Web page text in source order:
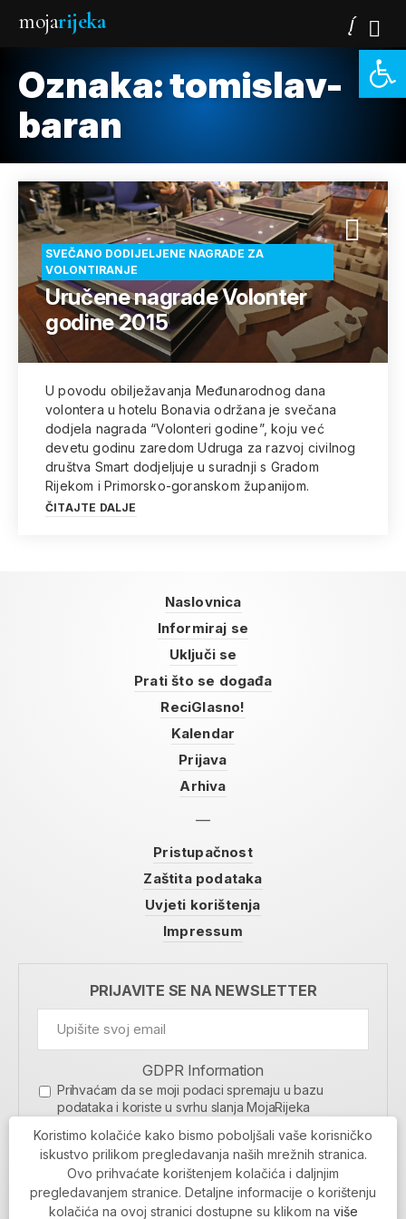
mojarijeka
Oznaka:tomislav-
baran
SVEČANO DODIJELJENE NAGRADE ZA
VOLONTIRANJE
Uručene nagrade Volonter
godine 2015
U povodu obilježavanja Međunarodnog dana
volontera u hotelu Bonavia održana je svečana
dodjela nagrada “Volonteri godine”, koju već
devetu godinu zaredom Udruga za razvoj civilnog
društva Smart dodjeljuje u suradnji s Gradom
Rijekom i Primorsko-goranskom županijom.
ČITAJTE DALJE
Naslovnica
Informiraj se
Uključi se
Prati što se događa
ReciGlasno!
Kalendar
Prijava
Arhiva
Pristupačnost
Zaštita podataka
Uvjeti korištenja
Impressum
PRIJAVITE SE NA NEWSLETTER
GDPR Information
Prihvaćam da se moji podaci spremaju u bazu
podataka i koriste u svrhu slanja MojaRijeka
MOJARIJEKA NEWSLETTER
PRIJAVI SE
Koristimo kolačiće kako bismo poboljšali vaše korisničko
iskustvo prilikom pregledavanja naših mrežnih stranica.
Ovo prihvaćate korištenjem kolačića i daljnjim
pregledavanjem stranice. Detaljne informacije o korištenju
kolačića na ovoj stranici dostupne su klikom na više